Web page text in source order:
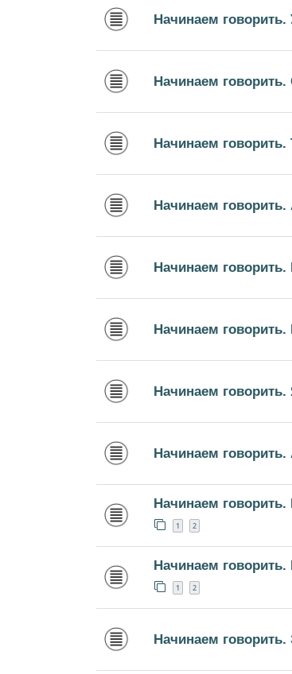
Начинаем говорить.
Начинаем
Начинаем говорить.
Начинаем говорить.
Начинаем говорить.
Начинаем говорить.
Начинаем говорить.
Начинаем говорить.
Начинаем говорить.
1 2
Начинаем говорить.
1 2
Начинаем говорить.